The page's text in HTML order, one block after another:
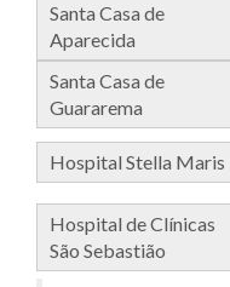
Santa Casa de
Aparecida
Santa Casa de
Guararema
Hospital Stella Maris
Hospital de Clínicas
São Sebastião